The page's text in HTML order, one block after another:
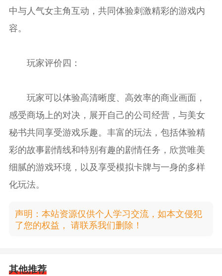
中与人气女主角互动，共同体验刺激精彩的游戏内
容。
玩家评价四：
玩家可以体验高清晰度、高效率的商业画面，
感受商场上的对决，展开自己的公司经营，与美女
秘书共同享受游戏乐趣。丰富的玩法，包括体验精
彩的故事剧情线和特别有趣的剧情任务，欣赏唯美
细腻的游戏环境，以及享受模拟卡牌与一身的多样
化玩法。
声明：本站资源仅供个人学习交流，如本文侵犯
了您的权益， 请联系我们删除！
其他推荐